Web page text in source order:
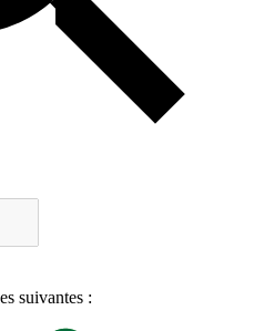
suivantes :